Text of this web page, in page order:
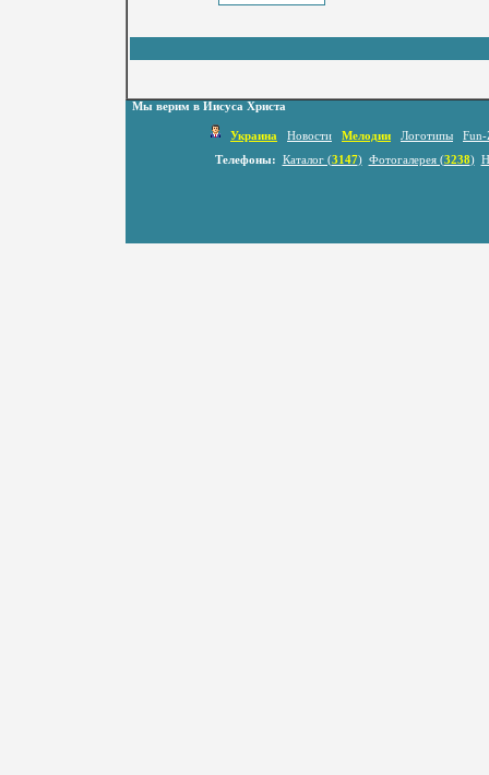
Мы верим в Иисуса Христа
Украина Новости Мелодии Логотипы
Fun-
Телефоны:
Каталог (3147) Фотогалерея (3238)